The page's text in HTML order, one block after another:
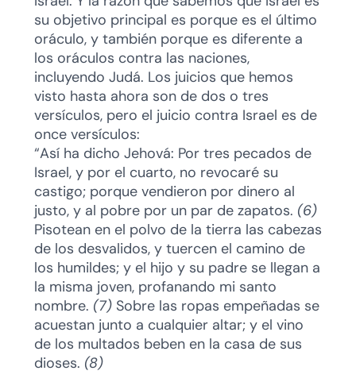
su objetivo principal es porque es el último
oráculo, y también porque es diferente a
los oráculos contra las naciones,
incluyendo Judá. Los juicios que hemos
visto hasta ahora son de dos o tres
versículos, pero el juicio contra Israel es de
once versículos:
“Así ha dicho Jehová: Por tres pecados de
Israel, y por el cuarto, no revocaré su
castigo; porque vendieron por dinero al
justo, y al pobre por un par de zapatos. (6)
Pisotean en el polvo de la tierra las cabezas
de los desvalidos, y tuercen el camino de
los humildes; y el hijo y su padre se llegan a
la misma joven, profanando mi santo
nombre. (7)Sobre las ropas empeñadas se
acuestan junto a cualquier altar; y el vino
de los multados beben en la casa de sus
dioses. (8)